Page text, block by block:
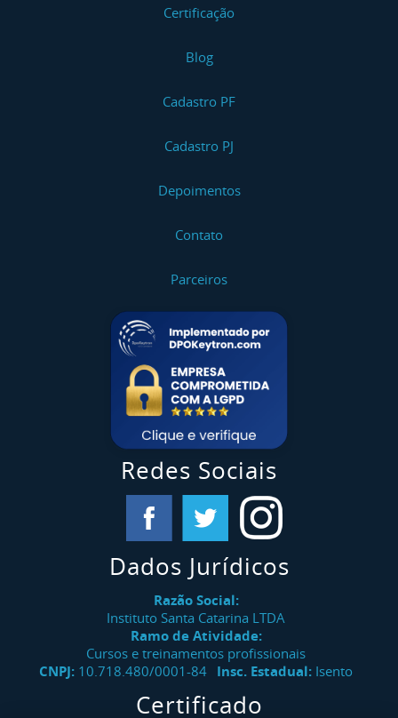
Certificação
Blog
Cadastro PF
Cadastro PJ
Depoimentos
Contato
Parceiros
Redes Sociais
Dados Jurídicos
Razão Social:
Instituto Santa Catarina LTDA
Ramo de Atividade:
Cursos e treinamentos profissionais
CNPJ: 10.718.480/0001-84 Insc. Estadual: Isento
Certificado